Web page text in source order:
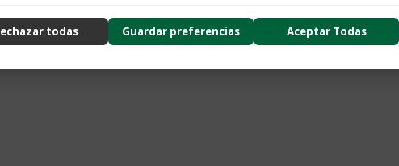
de la experiencia del usuario (UX), incluyendo mapas de calor, análisis de zona, grabaciones de sesión
todas Guardar preferencias Aceptar Todas